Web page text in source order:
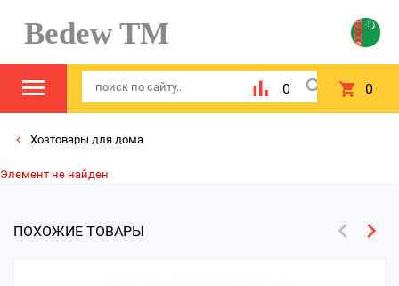
Bedew TM
0 0
Хозтовары для дома
Элемент не найден
ПОХОЖИЕ ТОВАРЫ